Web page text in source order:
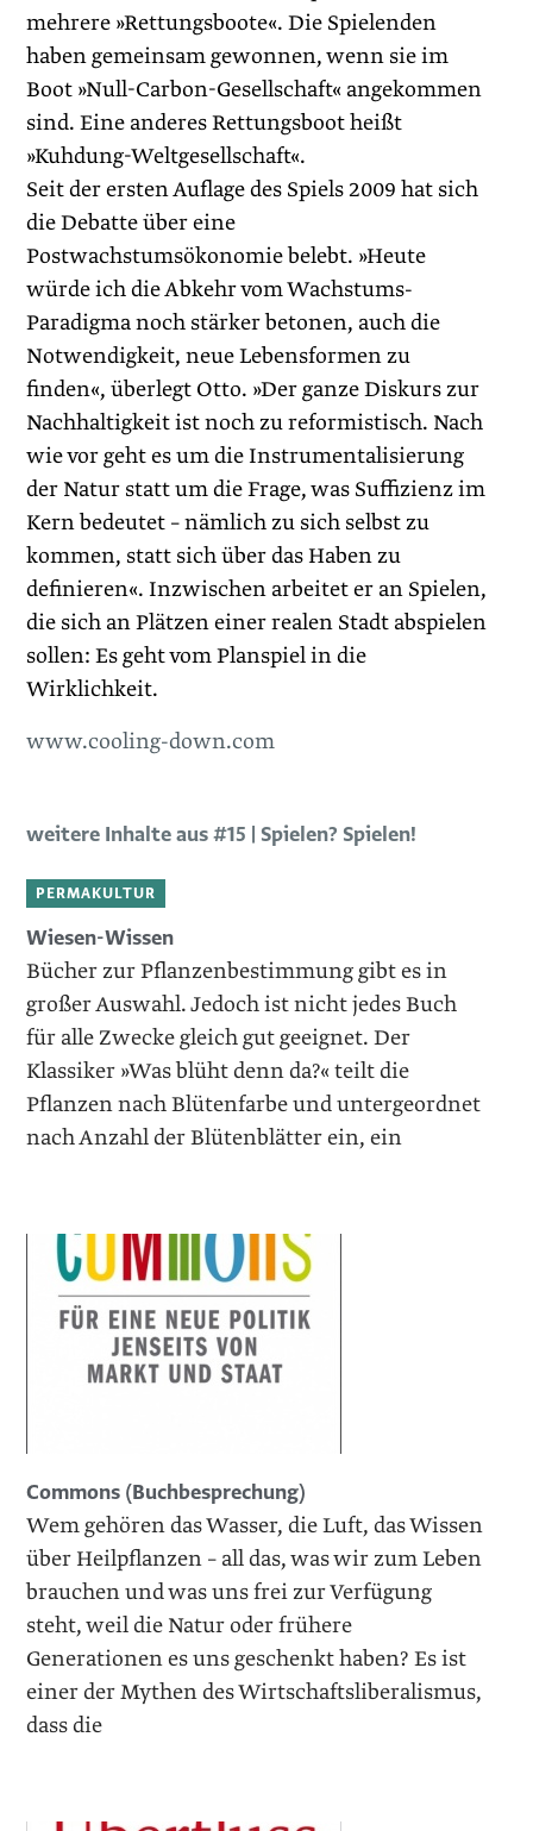
mehrere »Rettungsboote«. Die Spielenden
haben gemeinsam gewonnen, wenn sie im
Boot »Null-Carbon-Gesellschaft« angekommen
sind. Eine anderes Rettungsboot heißt
»Kuhdung-Weltgesellschaft«.
Seit der ersten Auflage des Spiels 2009 hat sich
die Debatte über eine
Postwachstumsökonomie belebt. »Heute
würde ich die Abkehr vom Wachstums-
Paradigma noch stärker betonen, auch die
Notwendigkeit, neue Lebensformen zu
finden«, überlegt Otto. »Der ganze Diskurs zur
Nachhaltigkeit ist noch zu reformistisch. Nach
wie vor geht es um die Instrumentalisierung
der Natur statt um die Frage, was Suffizienz im
Kern bedeutet – nämlich zu sich selbst zu
kommen, statt sich über das Haben zu
definieren«. Inzwischen arbeitet er an Spielen,
die sich an Plätzen einer realen Stadt abspielen
sollen: Es geht vom Planspiel in die
Wirklichkeit.
www.cooling-down.com
weitere Inhalte aus #15 | Spielen? Spielen!
PERMAKULTUR
Wiesen-Wissen
Bücher zur Pflanzenbestimmung gibt es in
großer Auswahl. Jedoch ist nicht jedes Buch
für alle Zwecke gleich gut geeignet. Der
Klassiker »Was blüht denn da?« teilt die
Pflanzen nach Blütenfarbe und untergeordnet
nach Anzahl der Blütenblätter ein, ein
Commons (Buchbesprechung)
Wem gehören das Wasser, die Luft, das Wissen
über Heilpflanzen – all das, was wir zum Leben
brauchen und was uns frei zur Verfügung
steht, weil die Natur oder frühere
Generationen es uns geschenkt haben? Es ist
einer der Mythen des Wirtschaftsliberalismus,
dass die